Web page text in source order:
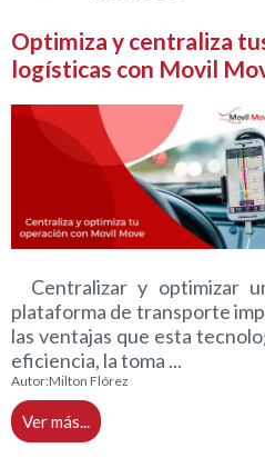
Optimiza y centraliza
logísticas con Movil
Centralizar y optimizar
plataforma de transporte
las ventajas que esta
eficiencia, la toma ...
Autor:Milton Flórez
Ver más...